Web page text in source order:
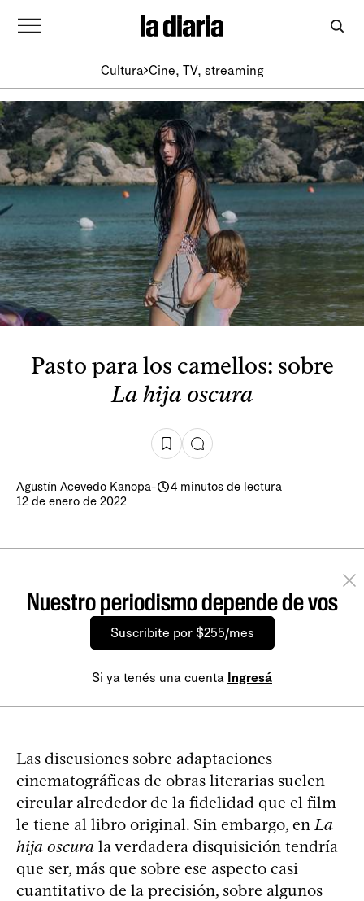
Cultura Cine, TV, streaming
Pasto para los camellos: sobre
La hija oscura
Agustín Acevedo Kanopa-
4 minutos de lectura
12 de enero de 2022
Nuestro periodismo depende de vos
Suscribite por $255/mes
Si ya tenés una cuenta Ingresá
Las discusiones sobre adaptaciones
cinematográficas de obras literarias suelen
circular alrededor de la fidelidad que el film
le tiene al libro original. Sin embargo, en La
hija oscura la verdadera disquisición tendría
que ser, más que sobre ese aspecto casi
cuantitativo de la precisión, sobre algunos